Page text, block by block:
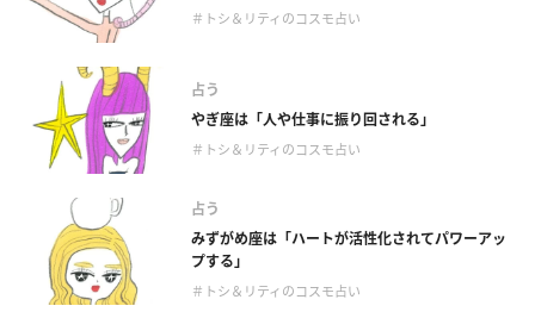
＃トシ＆リティのコスモ占い
占う
やぎ座は「人や仕事に振り回される」
＃トシ＆リティのコスモ占い
占う
みずがめ座は「ハートが活性化されてパワーアッ
プする」
＃トシ＆リティのコスモ占い